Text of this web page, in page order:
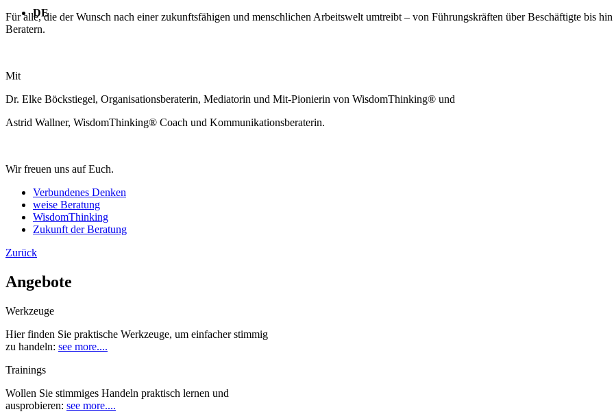
DE
Für alle, die der Wunsch nach einer zukunftsfähigen und menschlichen Arbeitswelt umtreibt – von Führungskräften über Beschäftigte bis hin
Beratern.
Mit
Dr. Elke Böckstiegel, Organisationsberaterin, Mediatorin und Mit-Pionierin von WisdomThinking® und
Astrid Wallner, WisdomThinking® Coach und Kommunikationsberaterin.
Wir freuen uns auf Euch.
Verbundenes Denken
weise Beratung
WisdomThinking
Zukunft der Beratung
Zurück
Angebote
Werkzeuge
Hier finden Sie praktische Werkzeuge, um einfacher stimmig
zu handeln: see more....
Trainings
Wollen Sie stimmiges Handeln praktisch lernen und
ausprobieren: see more....